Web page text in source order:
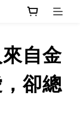
自金
卻總